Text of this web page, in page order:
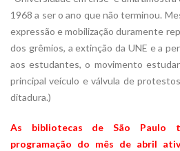
1968 a ser o ano que não terminou.
expressão e mobilização duramente
dos grêmios, a extinção da UNE e a
aos estudantes, o movimento
principal veículo e válvula de
ditadura.)
As bibliotecas de São Paulo
programação do mês de abril